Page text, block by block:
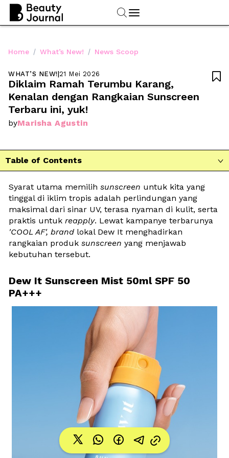
Home / What’s New! / News Scoop
WHAT’S NEW!|21 Mei 2026
Diklaim Ramah Terumbu Karang,
Kenalan dengan Rangkaian Sunscreen
Terbaru ini, yuk!
byMarisha Agustin

Table of Contents 
Syarat utama memilih sunscreen untuk kita yang
tinggal di iklim tropis adalah perlindungan yang
maksimal dari sinar UV, terasa nyaman di kulit, serta
praktis untuk reapply
'COOL AF', brand lokal Dew It menghadirkan
rangkaian produk sunscreen yang menjawab
kebutuhan tersebut.
Dew It Sunscreen Mist 50ml SPF 50
PA+++